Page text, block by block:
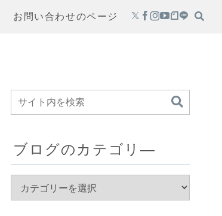
お問い合わせのページ
ブログのカテゴリ―